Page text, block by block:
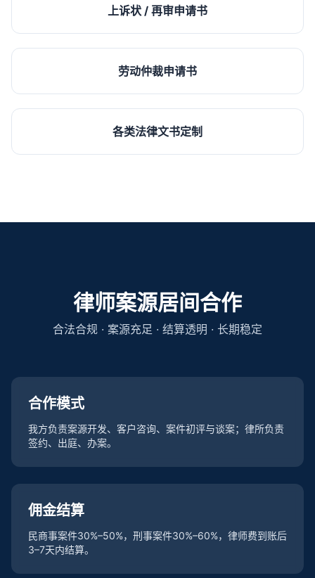
上诉状 / 再审申请书
劳动仲裁申请书
各类法律文书定制
律师案源居间合作
合法合规 · 案源充足 · 结算透明 · 长期稳定
合作模式
我方负责案源开发、客户咨询、案件初评与谈案；律所负责
签约、出庭、办案。
佣金结算
民商事案件30%–50%，刑事案件30%–60%，律师费到账后
3–7天内结算。